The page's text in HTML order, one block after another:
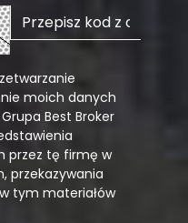
moich danych
Best Broker
przez tę firmę w
przekazywania
tym materiałów